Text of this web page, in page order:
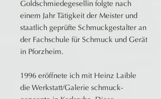
Goldschmiedegesellin folgte nach
einem Jahr Tätigkeit der Meister und
staatlich geprüfte Schmuckgestalter an
der Fachschule für Schmuck und Gerät
in Pforzheim.
1996 eröffnete ich mit Heinz Laible
die Werkstatt/Galerie schmuck-